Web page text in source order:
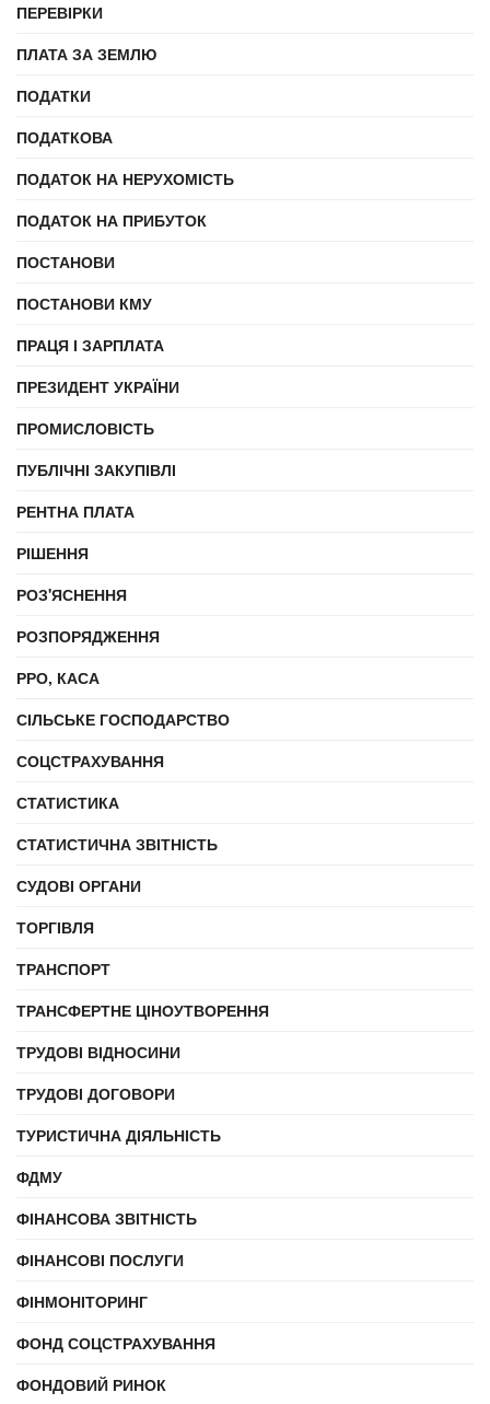
ПЕРЕВІРКИ
ПЛАТА ЗА ЗЕМЛЮ
ПОДАТКИ
ПОДАТКОВА
ПОДАТОК НА НЕРУХОМІСТЬ
ПОДАТОК НА ПРИБУТОК
ПОСТАНОВИ
ПОСТАНОВИ КМУ
ПРАЦЯ І ЗАРПЛАТА
ПРЕЗИДЕНТ УКРАЇНИ
ПРОМИСЛОВІСТЬ
ПУБЛІЧНІ ЗАКУПІВЛІ
РЕНТНА ПЛАТА
РІШЕННЯ
РОЗ'ЯСНЕННЯ
РОЗПОРЯДЖЕННЯ
РРО, КАСА
СІЛЬСЬКЕ ГОСПОДАРСТВО
СОЦСТРАХУВАННЯ
СТАТИСТИКА
СТАТИСТИЧНА ЗВІТНІСТЬ
СУДОВІ ОРГАНИ
ТОРГІВЛЯ
ТРАНСПОРТ
ТРАНСФЕРТНЕ ЦІНОУТВОРЕННЯ
ТРУДОВІ ВІДНОСИНИ
ТРУДОВІ ДОГОВОРИ
ТУРИСТИЧНА ДІЯЛЬНІСТЬ
ФДМУ
ФІНАНСОВА ЗВІТНІСТЬ
ФІНАНСОВІ ПОСЛУГИ
ФІНМОНІТОРИНГ
ФОНД СОЦСТРАХУВАННЯ
ФОНДОВИЙ РИНОК